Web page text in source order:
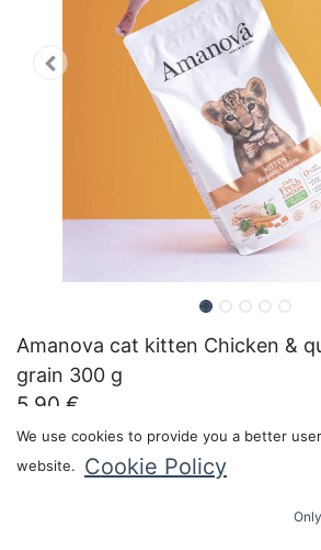
Amanova cat kitten Chicken &
grain 300 g
5.90 €
We use cookies to provide you a better
website.
Cookie Policy